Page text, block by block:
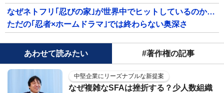
なぜネトフリ｢忍びの家｣が世界中でヒットしているのか…
ただの｢忍者×ホームドラマ｣では終わらない奥深さ
あわせて読みたい #著作権の記事
中堅企業にリーズナブルな新提案
なぜ複雑なSFAは挫折する？少人数組織